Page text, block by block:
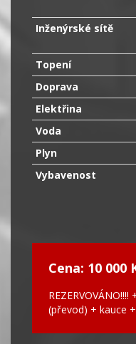
Inženýrské sítě
Topení
Doprava
Elektřina
Voda
Plyn
Vybavenost
Cena: 10 000
(převod) + kauce